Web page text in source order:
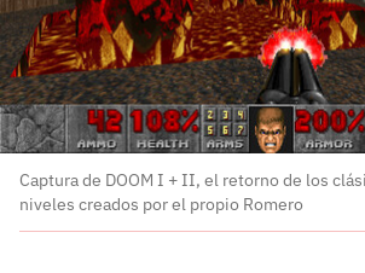
Captura de DOOM I + II, el retorno de los
niveles creados por el propio Romero